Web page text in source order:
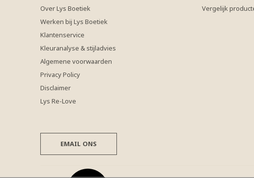
Over Lys Boetiek
Werken bij Lys Boetiek
Klantenservice
Kleuranalyse & stijladvies
Algemene voorwaarden
Privacy Policy
Disclaimer
Lys Re-Love
Vergelijk
EMAIL ONS